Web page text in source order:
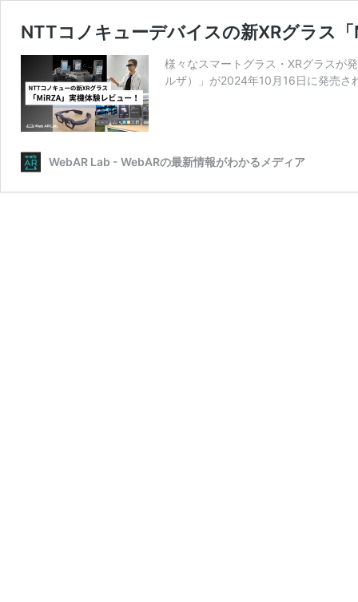
NTTコノキューデバイスの新XRグラス
様々なスマートグラス・XRグラスが
ルザ）」が2024年10月16日に発売
WebAR Lab - WebARの最新情報がわかるメディア